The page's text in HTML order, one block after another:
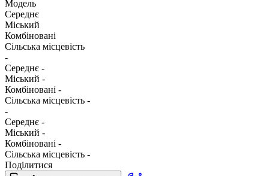
Модель
Середнє
Міський
Комбіновані
Сільська місцевість
-
Середнє -
Міський -
Комбіновані -
Сільська місцевість -
-
Середнє -
Міський -
Комбіновані -
Сільська місцевість -
Поділитися